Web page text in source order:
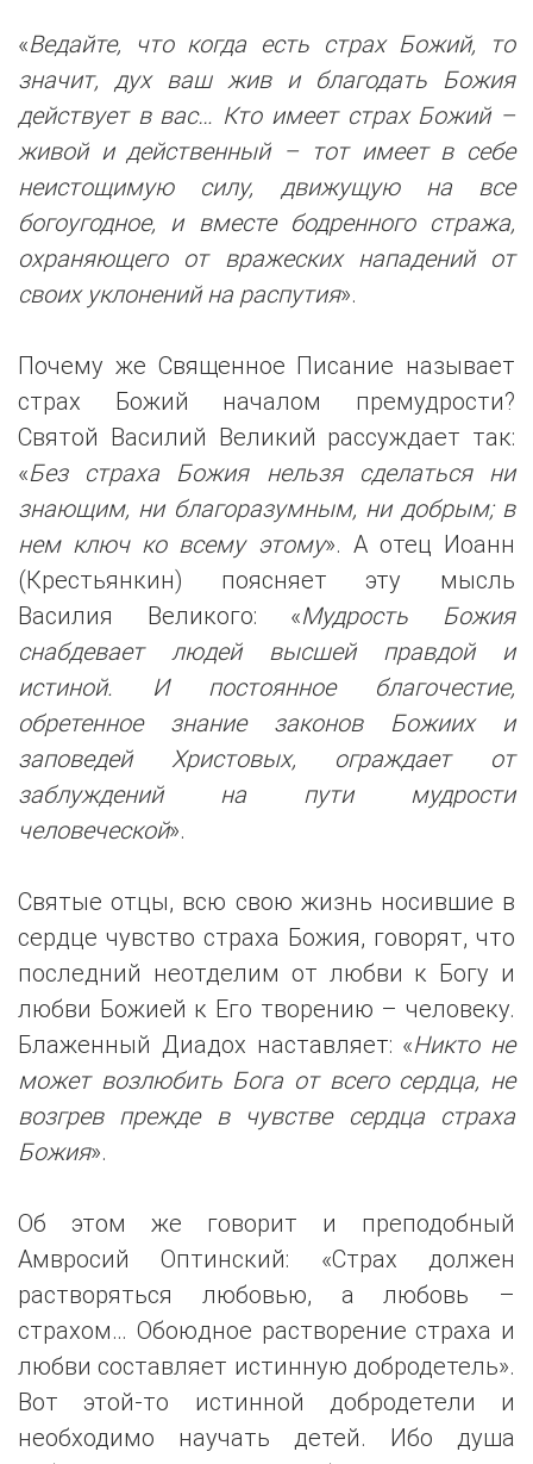
«Ведайте, что когда есть страх Божий, то
значит, дух ваш жив и благодать Божия
действует в вас… Кто имеет страх Божий –
живой и действенный – тот имеет в себе
неистощимую силу, движущую на все
богоугодное, и вместе бодренного стража,
охраняющего от вражеских нападений от
своих уклонений на распутия».
Почему же Священное Писание называет
страх Божий началом премудрости?
Святой Василий Великий рассуждает так:
«Без страха Божия нельзя сделаться ни
знающим, ни благоразумным, ни добрым; в
нем ключ ко всему этому». А отец Иоанн
(Крестьянкин) поясняет эту мысль
Василия Великого: «Мудрость Божия
снабдевает людей высшей правдой и
истиной. И постоянное благочестие,
обретенное знание законов Божиих и
заповедей Христовых, ограждает от
заблуждений на пути мудрости
человеческой».
Святые отцы, всю свою жизнь носившие в
сердце чувство страха Божия, говорят, что
последний неотделим от любви к Богу и
любви Божией к Его творению – человеку.
Блаженный Диадох наставляет: «Никто не
может возлюбить Бога от всего сердца, не
возгрев прежде в чувстве сердца страха
Божия».
Об этом же говорит и преподобный
Амвросий Оптинский: «Страх должен
растворяться любовью, а любовь –
страхом… Обоюдное растворение страха и
любви составляет истинную добродетель».
Вот этой-то истинной добродетели и
необходимо научать детей. Ибо душа